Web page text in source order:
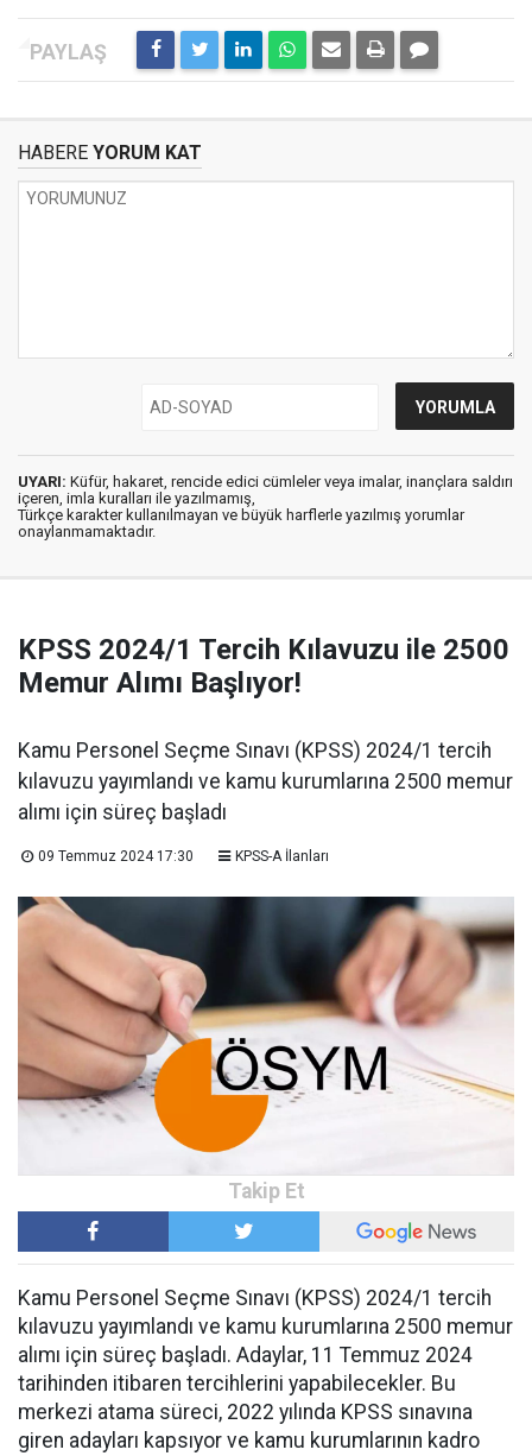
HABERE YORUM KAT
UYARI: Küfür, hakaret, rencide edici cümleler veya imalar, inançlara saldırı
içeren, imla kuralları ile yazılmamış,
Türkçe karakter kullanılmayan ve büyük harflerle yazılmış yorumlar
onaylanmamaktadır.
KPSS 2024/1 Tercih Kılavuzu ile 2500
Memur Alımı Başlıyor!
Kamu Personel Seçme Sınavı (KPSS) 2024/1 tercih
kılavuzu yayımlandı ve kamu kurumlarına 2500 memur
alımı için süreç başladı
09 Temmuz 2024 17:30 KPSS-A İlanları
Kamu Personel Seçme Sınavı (KPSS) 2024/1 tercih
kılavuzu yayımlandı ve kamu kurumlarına 2500 memur
alımı için süreç başladı. Adaylar, 11 Temmuz 2024
tarihinden itibaren tercihlerini yapabilecekler. Bu
merkezi atama süreci, 2022 yılında KPSS sınavına
giren adayları kapsıyor ve kamu kurumlarının kadro